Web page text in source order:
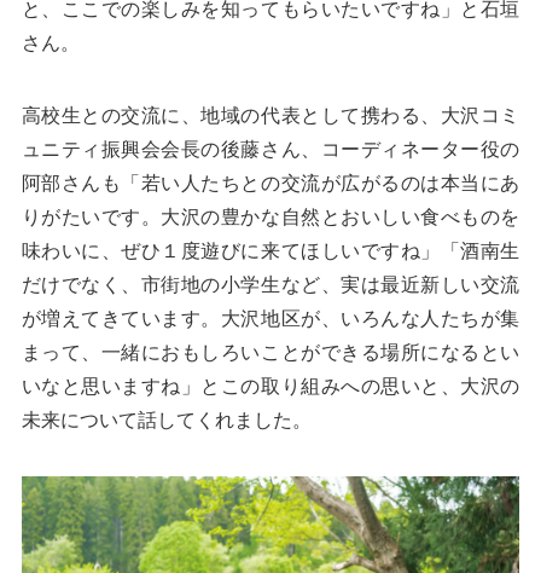
と、ここでの楽しみを知ってもらいたいですね」と石垣
さん。
高校生との交流に、地域の代表として携わる、大沢コミ
ュニティ振興会会長の後藤さん、コーディネーター役の
阿部さんも「若い人たちとの交流が広がるのは本当にあ
りがたいです。大沢の豊かな自然とおいしい食べものを
味わいに、ぜひ１度遊びに来てほしいですね」「酒南生
だけでなく、市街地の小学生など、実は最近新しい交流
が増えてきています。大沢地区が、いろんな人たちが集
まって、一緒におもしろいことができる場所になるとい
いなと思いますね」とこの取り組みへの思いと、大沢の
未来について話してくれました。